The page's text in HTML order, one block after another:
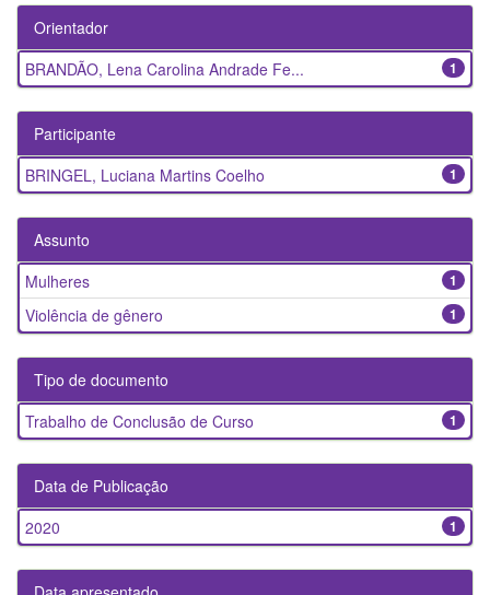
Orientador
1
BRANDÃO, Lena Carolina Andrade Fe...
Participante
1
BRINGEL, Luciana Martins Coelho
Assunto
1
Mulheres
1
Violência de gênero
Tipo de documento
1
Trabalho de Conclusão de Curso
Data de Publicação
1
2020